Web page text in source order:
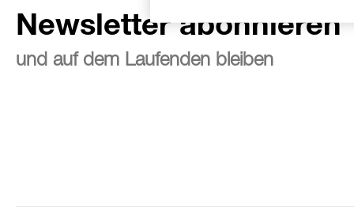
Newsletter abonnieren
und auf dem Laufenden bleiben